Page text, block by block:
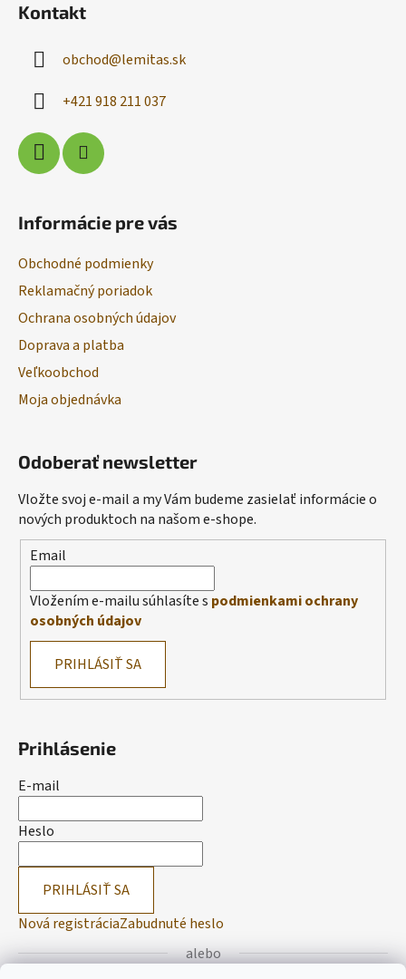
Kontakt
obchod@lemitas.sk
+421 918 211 037
Informácie pre vás
Obchodné podmienky
Reklamačný poriadok
Ochrana osobných údajov
Doprava a platba
Veľkoobchod
Moja objednávka
Odoberať newsletter
Vložte svoj e-mail a my Vám budeme zasielať informácie o
nových produktoch na našom e-shope.
Email
Vložením e-mailu súhlasíte s podmienkami ochrany
osobných údajov
PRIHLÁSIŤ SA
Prihlásenie
E-mail
Heslo
PRIHLÁSIŤ SA
Nová registráciaZabudnuté heslo
alebo